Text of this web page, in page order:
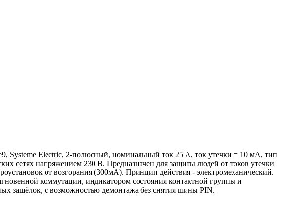
Systeme Electric, 2-полюсный, номинальный ток 25 А, ток утечки = 10 мА, тип
сетях напряжением 230 В. Предназначен для защиты людей от токов утечки
от возгорания (300мА). Принцип действия - электромеханический.
коммутации, индикатором состояния контактной группы и
защёлок, с возможностью демонтажа без снятия шины PIN.